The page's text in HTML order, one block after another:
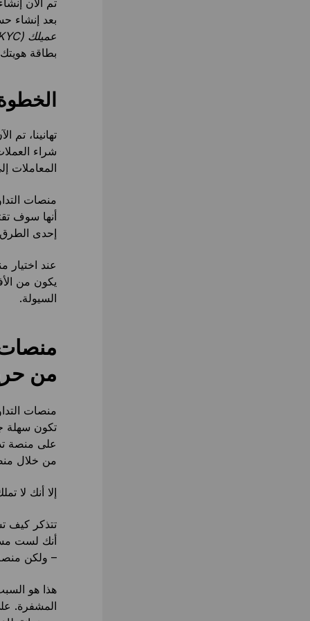
بعد إنشاء
عميلك (KYC)
بطاقة
تهانينا،
شراء
المعاملات
منصات
أنها سوف
إحدى الطرق
عند اختيار
يكون من
السيولة.
منصات
من
منصات
تكون سهلة
على منصة
من خلال
إلا أنك لا
تتذكر كيف
أنك لست
– ولكن
هذا هو
المشفرة.